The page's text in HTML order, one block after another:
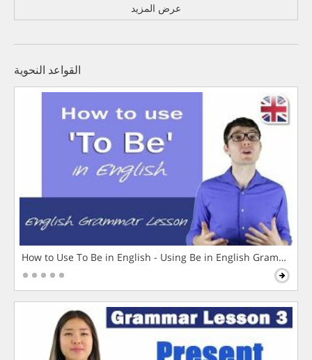
عرض المزيد
القواعد النحوية
How to Use To Be in English - Using Be in English Grammar